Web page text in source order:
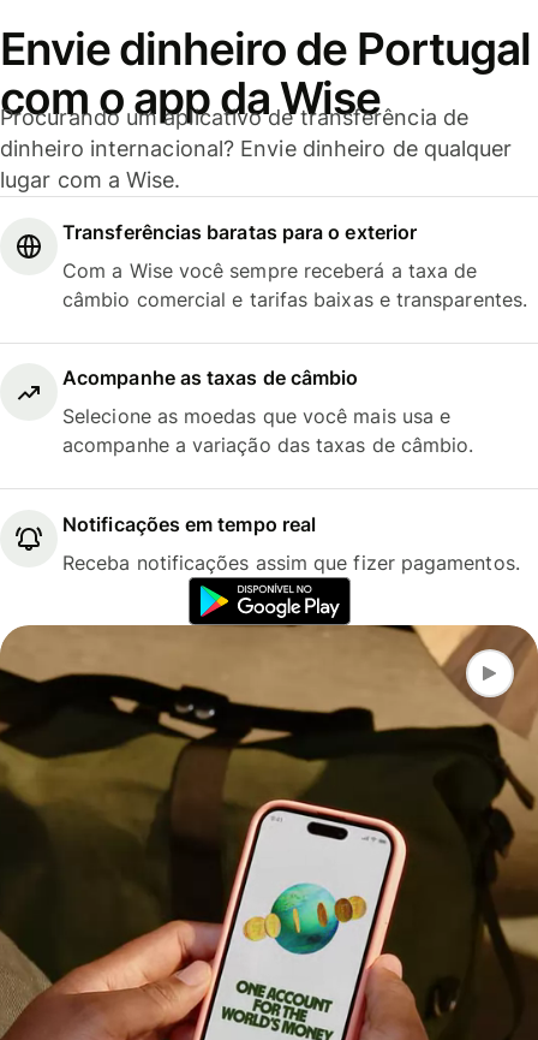
Envie dinheiro de Portugal
com o app da Wise
Procurando um aplicativo de transferência de
dinheiro internacional? Envie dinheiro de qualquer
lugar com a Wise.
Transferências baratas para o exterior
Com a Wise você sempre receberá a taxa de
câmbio comercial e tarifas baixas e transparentes.
Acompanhe as taxas de câmbio
Selecione as moedas que você mais usa e
acompanhe a variação das taxas de câmbio.
Notificações em tempo real
Receba notificações assim que fizer pagamentos.